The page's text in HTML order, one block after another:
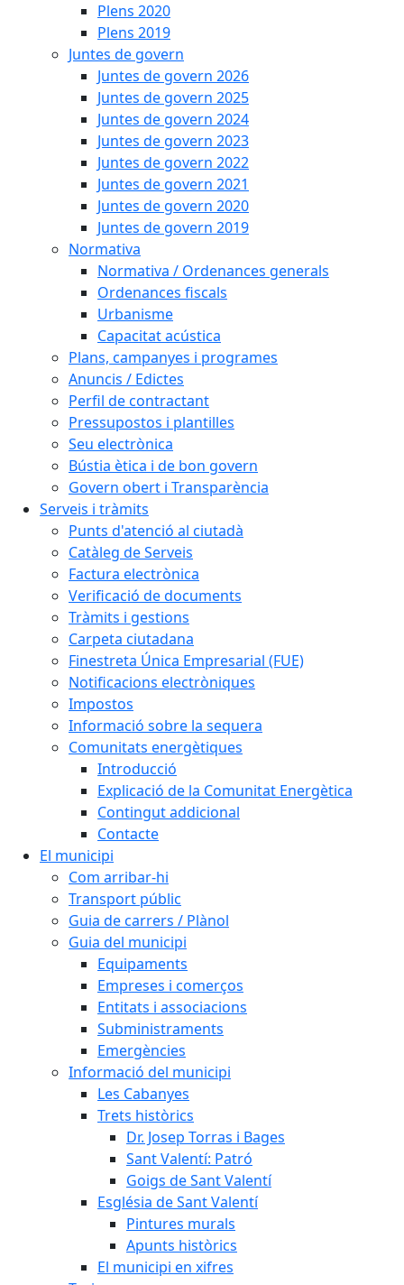
Plens 2020
Plens 2019
Juntes de govern
Juntes de govern 2026
Juntes de govern 2025
Juntes de govern 2024
Juntes de govern 2023
Juntes de govern 2022
Juntes de govern 2021
Juntes de govern 2020
Juntes de govern 2019
Normativa
Normativa / Ordenances generals
Ordenances fiscals
Urbanisme
Capacitat acústica
Plans, campanyes i programes
Anuncis / Edictes
Perfil de contractant
Pressupostos i plantilles
Seu electrònica
Bústia ètica i de bon govern
Govern obert i Transparència
Serveis i tràmits
Punts d'atenció al ciutadà
Catàleg de Serveis
Factura electrònica
Verificació de documents
Tràmits i gestions
Carpeta ciutadana
Finestreta Única Empresarial (FUE)
Notificacions electròniques
Impostos
Informació sobre la sequera
Comunitats energètiques
Introducció
Explicació de la Comunitat Energètica
Contingut addicional
Contacte
El municipi
Com arribar-hi
Transport públic
Guia de carrers / Plànol
Guia del municipi
Equipaments
Empreses i comerços
Entitats i associacions
Subministraments
Emergències
Informació del municipi
Les Cabanyes
Trets històrics
Dr. Josep Torras i Bages
Sant Valentí: Patró
Goigs de Sant Valentí
Església de Sant Valentí
Pintures murals
Apunts històrics
El municipi en xifres